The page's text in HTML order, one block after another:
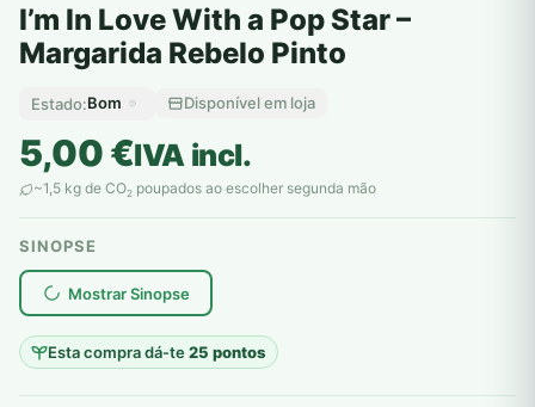
I’m In Love With a Pop Star –
Margarida Rebelo Pinto
Estado:Bom Disponível em loja
5,00€IVA incl.
~1,5 kg de CO2 poupados ao escolher segunda mão
SINOPSE
Mostrar Sinopse
Esta compra dá-te25 pontos
plantar árvores reais